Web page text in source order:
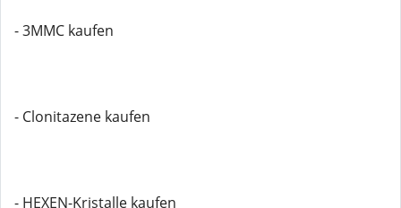
- 3MMC kaufen
- Clonitazene kaufen
- HEXEN-Kristalle kaufen